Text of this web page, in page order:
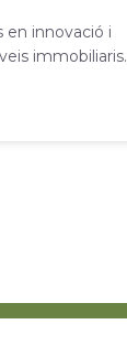
en innovació i
immobiliaris.